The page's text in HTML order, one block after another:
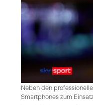
Neben den
Smartphones zum